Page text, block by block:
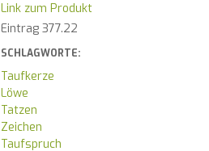
Link zum Produkt
Eintrag 377.22
SCHLAGWORTE:
Taufkerze
Löwe
Tatzen
Zeichen
Taufspruch